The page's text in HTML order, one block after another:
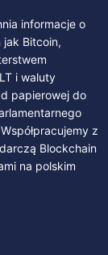
informacje o
Bitcoin,
i waluty
papierowej do
z
Blockchain
na polskim